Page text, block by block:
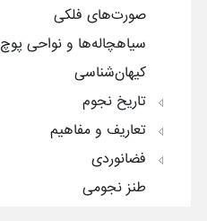
صورت‌های فلکی
سیاهچاله‌ها و نواحی پوچ
کیهان‌شناسی
تاریخ نجوم
تعاریف و مفاهیم
فضانوردی
طنز نجومی